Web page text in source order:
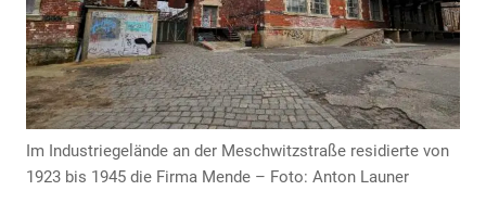
Im Industriegelände an der Meschwitzstraße residierte von
1923 bis 1945 die Firma Mende – Foto: Anton Launer